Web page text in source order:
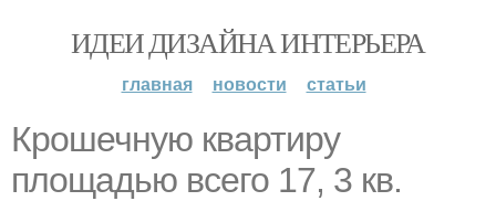
ИДЕИ ДИЗАЙНА ИНТЕРЬЕРА
главная новости статьи
Крошечную квартиру
площадью всего 17, 3 кв.